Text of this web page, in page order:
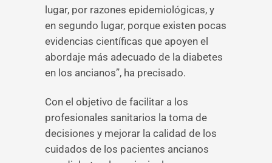
lugar, por razones epidemiológicas, y
en segundo lugar, porque existen pocas
evidencias científicas que apoyen el
abordaje más adecuado de la diabetes
en los ancianos”, ha precisado.
Con el objetivo de facilitar a los
profesionales sanitarios la toma de
decisiones y mejorar la calidad de los
cuidados de los pacientes ancianos